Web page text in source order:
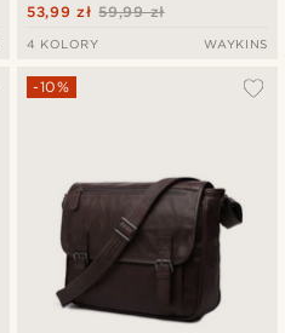
59,99 zł
53,99 zł
4 KOLORY WAYKINS
-10%